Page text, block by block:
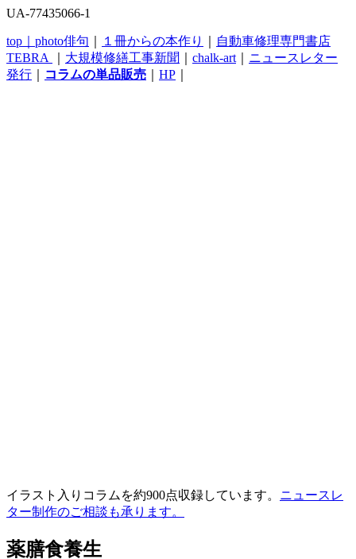
UA-77435066-1
top｜ photo俳句 １冊からの本作り
自動車修理専門書店
TEBRA
大規模修繕工事新聞 chalk-art
ニュースレター
発行
コラムの単品販売 HP
イラスト入りコラムを約900点収録しています。 ニュースレ
ター制作のご相談も承ります。
薬膳食養生